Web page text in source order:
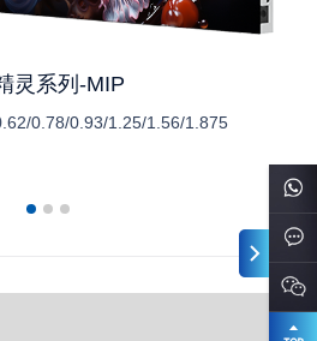
灵系列-MIP
0.78/0.93/1.25/1.56/1.875